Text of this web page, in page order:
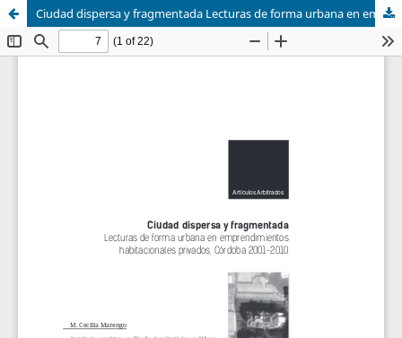
Ciudad dispersa y fragmentada Lecturas de forma urbana en emprendimientos habitacionales privados, Córdoba 2001-2010